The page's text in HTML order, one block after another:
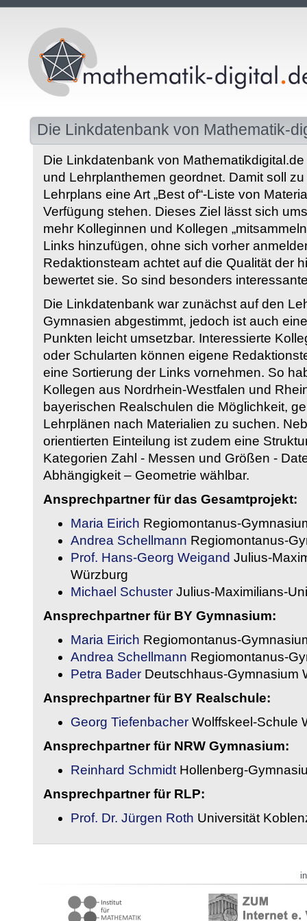
Die Linkdatenbank von Mathematik-
Die Linkdatenbank von
und Lehrplanthemen geordnet. Damit soll
Lehrplans eine Art „Best of“-Liste von
Verfügung stehen. Dieses Ziel lässt sich
mehr Kolleginnen und Kollegen
Links hinzufügen, ohne sich vorher
Redaktionsteam achtet auf die Qualität der
bewertet sie. So sind besonders
Die Linkdatenbank war zunächst auf den
Gymnasien abgestimmt, jedoch ist auch
Punkten leicht umsetzbar. Interessierte
oder Schularten können eigene
eine Sortierung der Links vornehmen. So
Kollegen aus Nordrhein-Westfalen und
bayerischen Realschulen die Möglichkeit,
Lehrplänen nach Materialien zu suchen.
orientierten Einteilung ist zudem eine
Kategorien Zahl - Messen und Größen -
Abhängigkeit – Geometrie wählbar.
Ansprechpartner für das Gesamtprojekt:
Maria Eirich Regiomontanus-
Andrea Schellmann Regiomontanus-
Prof. Hans-Georg Weigand Julius-
Würzburg
Michael Schuster Julius-Maximilians-
Ansprechpartner für BY Gymnasium:
Maria Eirich Regiomontanus-
Andrea Schellmann Regiomontanus-
Petra Bader Deutschhaus-Gymnasium
Ansprechpartner für BY Realschule:
Georg Tiefenbacher Wolffskeel-Schule
Ansprechpartner für NRW Gymnasium:
Reinhard Schmidt Hollenberg-
Ansprechpartner für RLP:
Prof. Dr. Jürgen Roth Universität